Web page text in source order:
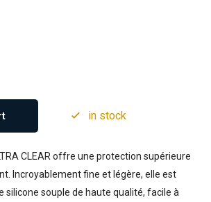
in stock
CLEAR offre une protection supérieure
Incroyablement fine et légère, elle est
silicone souple de haute qualité, facile à